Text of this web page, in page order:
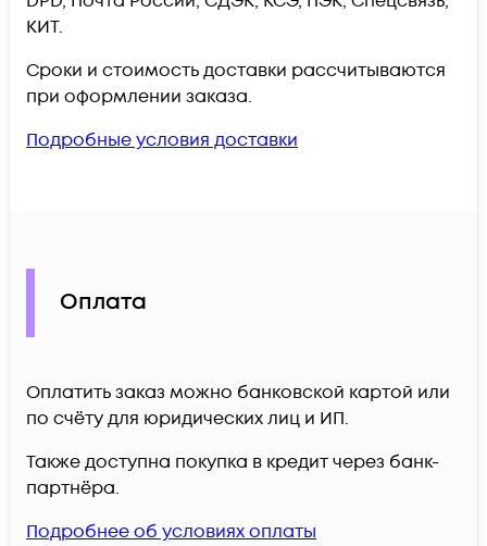
КИТ.
Сроки и стоимость доставки рассчитываются
при оформлении заказа.
Подробные условия доставки
Оплата
Оплатить заказ можно банковской картой или
по счёту для юридических лиц и ИП.
Также доступна покупка в кредит через банк-
партнёра.
Подробнее об условиях оплаты